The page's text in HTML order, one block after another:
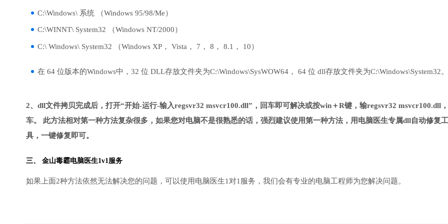
C:\Windows\ 系统 （Windows 95/98/Me）
C:\WINNT\ System32 （Windows NT/2000）
C:\ Windows\ System32 （Windows XP， Vista， 7， 8， 8.1， 10）
在 64 位版本的Windows中，32 位 DLL存放文件夹为C:\Windows\SysWOW64， 64 位 dll存放文件夹为C:\Windows\System32。
2、dll文件拷贝完成后，打开“开始-运行-输入regsvr32 msvcr100.dll”，回车即可解决或按win＋R键，输regsvr32 msvcr100.dll
车。 此方法相对第一种方法复杂很多，如果您对电脑不是很熟悉的话，强烈建议使用第一种方法，用电脑医生专属dll自动修复工
具，一键修复即可。
三、 金山毒霸电脑医生1v1服务
如果上面2种方法依然无法解决您的问题，可以使用电脑医生1对1服务，我们会有专业的电脑工程师为您解决问题。